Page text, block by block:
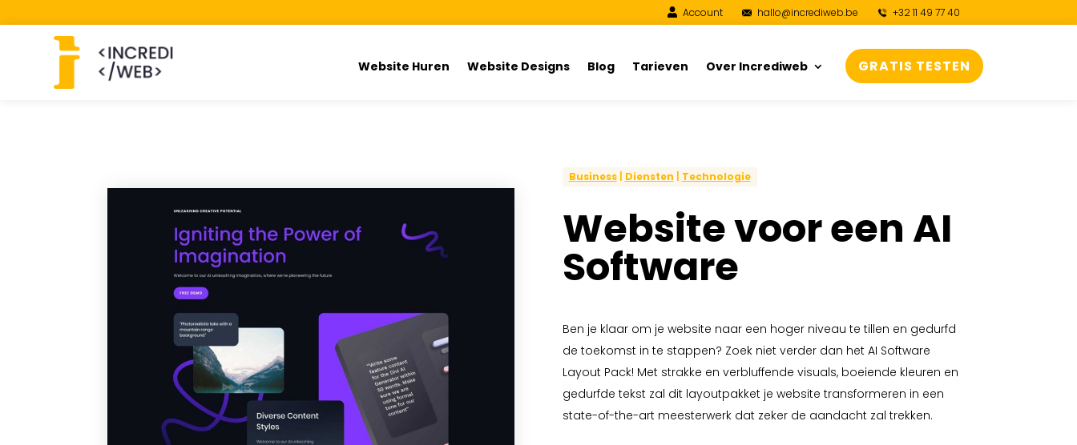
Account hallo@incrediweb.be +32 11 49 77 40
Website Huren Website Designs Blog Tarieven Over Incrediweb GRATIS TESTEN
Business| Diensten Technologie
Website voor een AI
Software
Ben je klaar om je website naar een hoger niveau te tillen en gedurfd
de toekomst in te stappen? Zoek niet verder dan het AI Software
Layout Pack! Met strakke en verbluffende visuals, boeiende kleuren en
gedurfde tekst zal dit layoutpakket je website transformeren in een
state-of-the-art meesterwerk dat zeker de aandacht zal trekken.